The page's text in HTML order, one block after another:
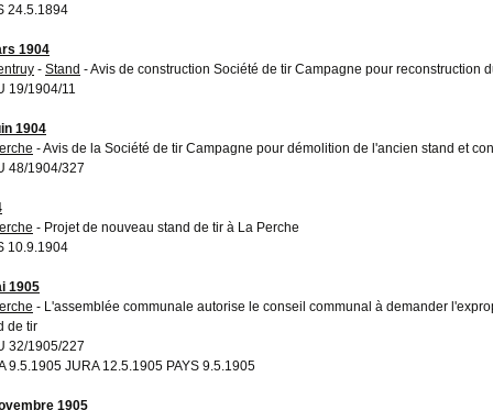
24.5.1894
1904
- Stand - Avis de construction Société de tir Campagne pour reconstruction
19/1904/11
1904
- Avis de la Société de tir Campagne pour démolition de l'ancien stand et
48/1904/327
- Projet de nouveau stand de tir à La Perche
10.9.1904
1905
- L'assemblée communale autorise le conseil communal à demander
de tir
32/1905/227
9.5.1905 JURA 12.5.1905 PAYS 9.5.1905
1905